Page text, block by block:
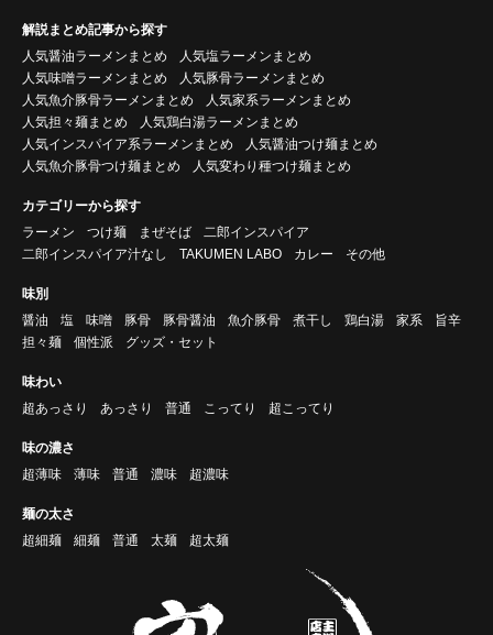
解説まとめ記事から探す
人気醤油ラーメンまとめ
人気塩ラーメンまとめ
人気味噌ラーメンまとめ
人気豚骨ラーメンまとめ
人気魚介豚骨ラーメンまとめ
人気家系ラーメンまとめ
人気担々麺まとめ
人気鶏白湯ラーメンまとめ
人気インスパイア系ラーメンまとめ
人気醤油つけ麺まとめ
人気魚介豚骨つけ麺まとめ
人気変わり種つけ麺まとめ
カテゴリーから探す
ラーメン
つけ麺 まぜそば
二郎インスパイア
二郎インスパイア汁なし
TAKUMEN LABO カレー その他
味別
醤油
塩 味噌 豚骨 豚骨醤油 魚介豚骨 煮干し 鶏白湯 家系
旨辛
担々麺
個性派 グッズ・セット
味わい
超あっさり
あっさり 普通 こってり 超こってり
味の濃さ
超薄味
薄味 普通 濃味 超濃味
麺の太さ
超細麺
細麺 普通 太麺 超太麺